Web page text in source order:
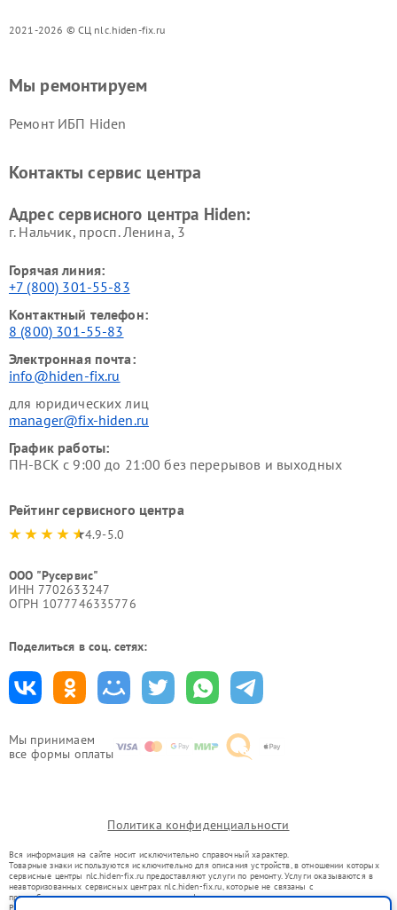
2021-2026 © СЦ nlc.hiden-fix.ru
Мы принимаем
все формы оплаты
Мы ремонтируем
Ремонт ИБП Hiden
Контакты сервис центра
Адрес сервисного центра Hiden:
г. Нальчик, просп. Ленина, 3
Горячая линия:
+7 (800) 301-55-83
Контактный телефон:
8 (800) 301-55-83
Электронная почта:
info@hiden-fix.ru
для юридических лиц
manager@fix-hiden.ru
График работы:
ПН-ВСК с 9:00 до 21:00 без перерывов и выходных
Рейтинг сервисного центра
4.9-5.0
ООО "Русервис"
ИНН 7702633247
ОГРН 1077746335776
Поделиться в соц. сетях:
Политика конфиденциальности
Вся информация на сайте носит исключительно справочный характер.
Товарные знаки используются исключительно для описания устройств, в отношении которых
сервисные центры nlc.hiden-fix.ru предоставляют услуги по ремонту. Услуги оказываются в
неавторизованных сервисных центрах nlc.hiden-fix.ru, которые не связаны с
правообладателями товарных знаков или их официальными представителями.